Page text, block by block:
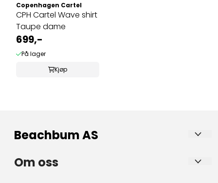
Copenhagen Cartel
CPH Cartel Wave shirt
Taupe dame
699,-
På lager
Kjøp
Beachbum AS
– med bærekraft i fokus.
Om oss